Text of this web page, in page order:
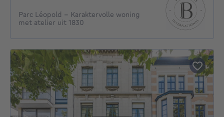
Parc Léopold - Karaktervolle woning
met atelier uit 1830